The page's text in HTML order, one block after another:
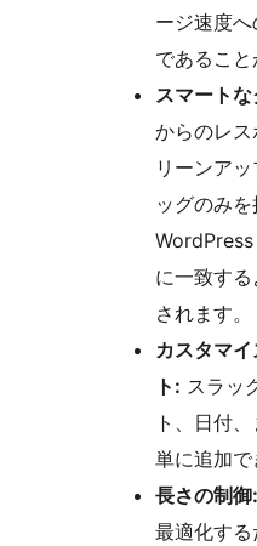
ージ速度
であること
スマート
からのレス
リーンア
ッグのみ
に一致す
されます。
カスタマ
ト: スラッ
ト、日付
単に追加で
長さの制御:
最適化す